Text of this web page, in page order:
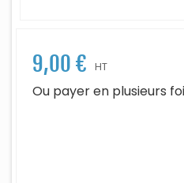
9,00 € HT
Ou payer en plusieurs